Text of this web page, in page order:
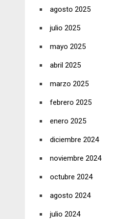
agosto 2025
julio 2025
mayo 2025
abril 2025
marzo 2025
febrero 2025
enero 2025
diciembre 2024
noviembre 2024
octubre 2024
agosto 2024
julio 2024